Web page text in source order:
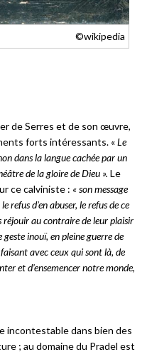
©wikipedia
de Serres et de son œuvre,
forts intéressants. «Le
dans la langue cachée par un
de la gloire de Dieu ». Le
ce calviniste : « son message
refus d’en abuser, le refus de ce
au contraire de leur plaisir
geste inouï, en pleine guerre de
avec ceux qui sont là, de
et d’ensemencer notre monde,
incontestable dans bien des
; au domaine du Pradel est